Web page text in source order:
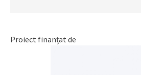
Proiect finanțat de